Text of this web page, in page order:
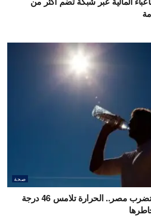
صحة
ذروة موجة حارة تضرب مصر.. الحرارة تلامس 46 درجة